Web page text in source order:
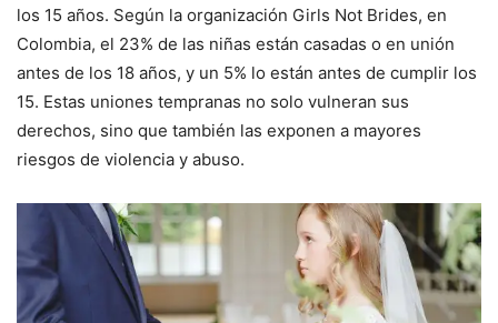
los 15 años. Según la organización Girls Not Brides, en
Colombia, el 23% de las niñas están casadas o en unión
antes de los 18 años, y un 5% lo están antes de cumplir los
15. Estas uniones tempranas no solo vulneran sus
derechos, sino que también las exponen a mayores
riesgos de violencia y abuso.